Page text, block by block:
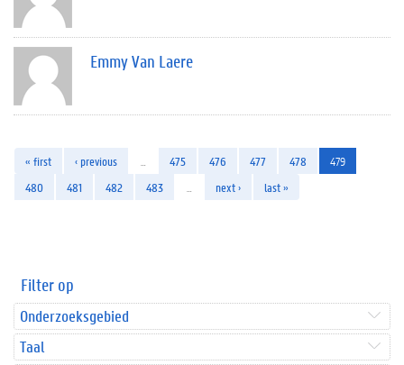
Emmy Van Laere
« first ‹ previous 475 476 477 478
479
480
481 482 483 next › last »
Filter op
Onderzoeksgebied
Taal